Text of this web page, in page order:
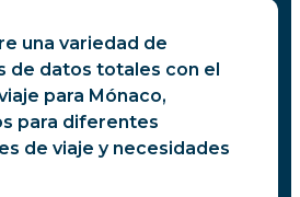
una variedad de
de datos totales con el
para Mónaco,
para diferentes
de viaje y necesidades